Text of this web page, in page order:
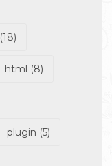
(18)
html (8)
plugin (5)